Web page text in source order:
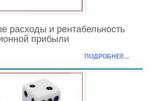
расходы и рентабельность
прибыли
ПОДРОБНЕЕ...